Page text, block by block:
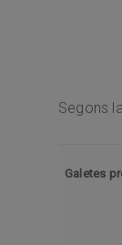
Segons
Galetes